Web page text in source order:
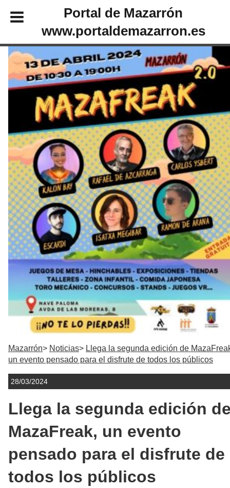
Portal de Mazarrón
www.portaldemazarron.es
Mazarrón Noticias
Llega la segunda edición de
un evento pensado para el disfrute de todos los públicos
28/03/2024
Llega la segunda edición
MazaFreak, un evento
pensado para el disfrute de
todos los públicos